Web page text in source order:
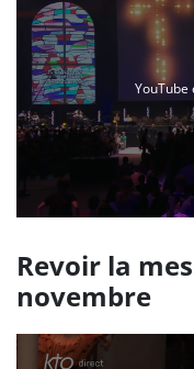
Revoir la
novembre